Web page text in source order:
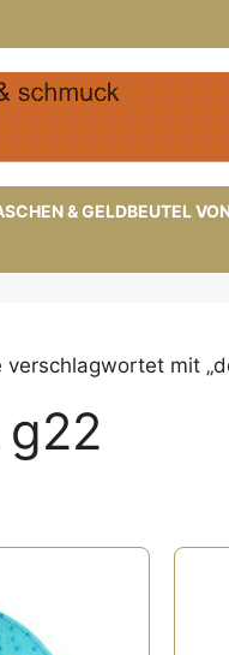
& GELDBEUTEL
verschlagwortet mit